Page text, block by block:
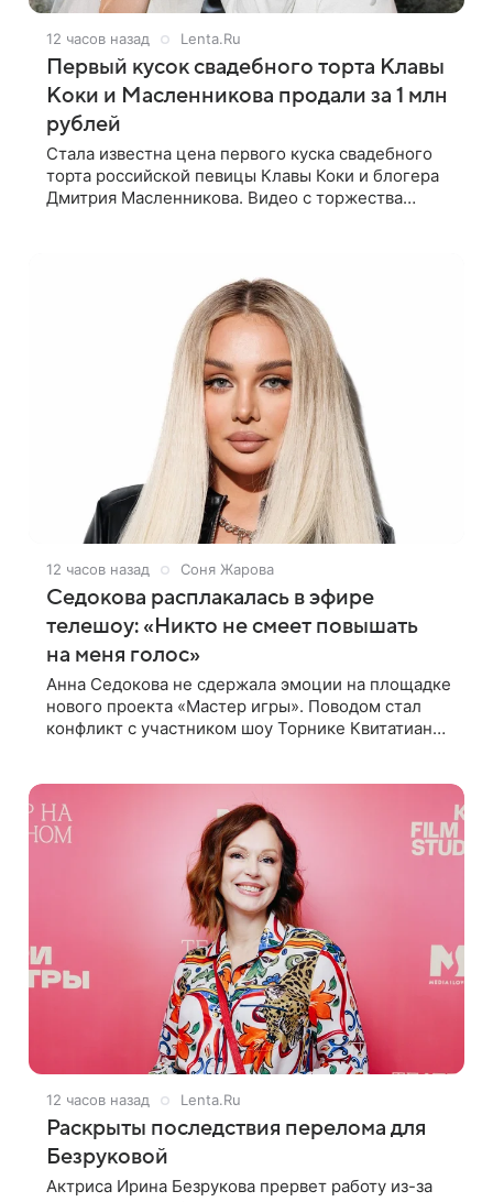
12 часов назад Lenta.Ru
Первый кусок свадебного торта Клавы
Коки и Масленникова продали за 1 млн
рублей
Стала известна цена первого куска свадебного
торта российской певицы Клавы Коки и блогера
Дмитрия Масленникова. Видео с торжества
12 часов назад Соня Жарова
Седокова расплакалась в эфире
телешоу: «Никто не смеет повышать
на меня голос»
Анна Седокова не сдержала эмоции на площадке
нового проекта «Мастер игры». Поводом стал
конфликт с участником шоу Торнике Квитатиани.
12 часов назад Lenta.Ru
Раскрыты последствия перелома для
Безруковой
Актриса Ирина Безрукова прервет работу из-за